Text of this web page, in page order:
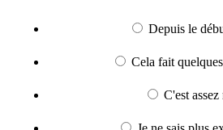
Depuis le
Cela fait
C'est assez